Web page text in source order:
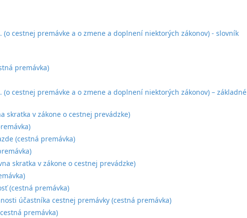
(o cestnej premávke a o zmene a doplnení niektorých zákonov) - slovník
premávka)
(o cestnej premávke a o zmene a doplnení niektorých zákonov) – základné
skratka v zákone o cestnej prevádzke)
(cestná premávka)
skratka v zákone o cestnej prevádzke)
(cestná premávka)
účastníka cestnej premávky (cestná premávka)
premávka)